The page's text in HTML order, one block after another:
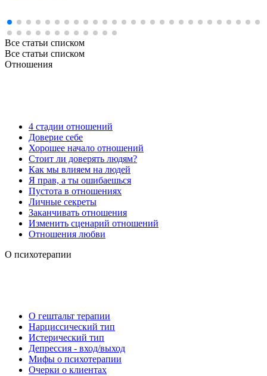
Все статьи списком
Все статьи списком
Отношения
4 стадии отношений
Доверие себе
Хорошее начало отношений
Стоит ли доверять людям?
Как мы влияем на людей
Я прав, а ты ошибаешься
Пустота в отношениях
Личные секреты
Заканчивать отношения
Изменить сценарий отношений
Отношения любви
О психотерапии
О гештальт терапии
Нарциссический тип
Истерический тип
Депрессия - вход/выход
Мифы о психотерапии
Очерки о клиентах